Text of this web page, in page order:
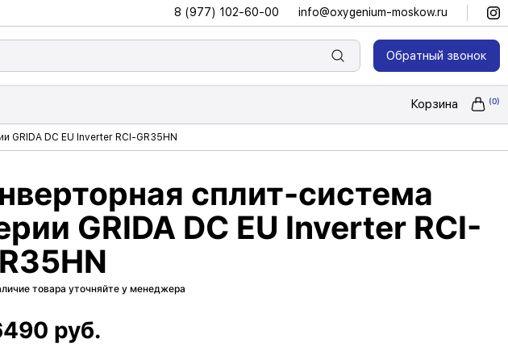
8 (977) 102-60-00 info@oxygenium-moskow.ru
Обратный звонок
Корзина
GRIDA DC EU Inverter RCI-GR35HN
сплит-система
GRIDA DC EU Inverter RCI-
товара уточняйте у менеджера
руб.